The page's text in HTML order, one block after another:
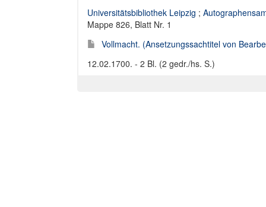
Universitätsbibliothek Leipzig ;
Mappe 826, Blatt Nr. 1
Vollmacht. (Ansetzungssachtitel von
12.02.1700. - 2 Bl. (2 gedr./hs. S.)